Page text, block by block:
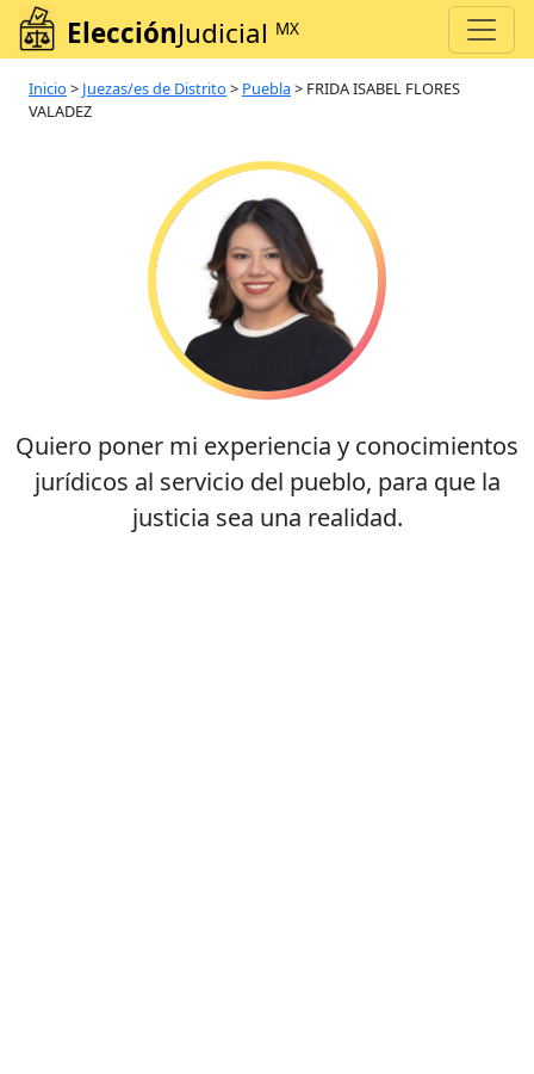
ElecciónJudicial MX
Inicio > Juezas/es de Distrito > Puebla> FRIDA ISABEL FLORES
VALADEZ
Quiero poner mi experiencia y conocimientos
jurídicos al servicio del pueblo, para que la
justicia sea una realidad.